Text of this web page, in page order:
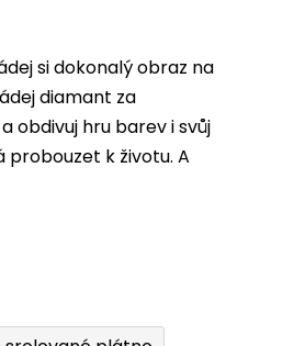
si dokonalý obraz na
diamant za
obdivuj hru barev i svůj
k životu. A